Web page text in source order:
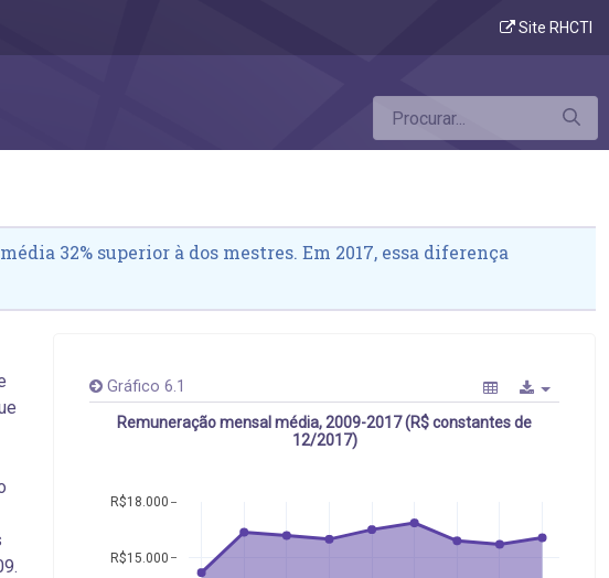
Site RHCTI
32% superior à dos mestres. Em 2017, essa diferença
Gráfico 6.1
Remuneração mensal média, 2009-2017 (R$ constantes de
12/2017)
R$15.000
R$18.000